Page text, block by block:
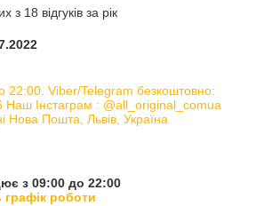
з 18 відгуків за рік
22:00. Viber/Telegram безкоштовно:
Наш Інстаграм : @all_original_comua
Нова Пошта, Львів, Україна
з 09:00 до 22:00
графік роботи